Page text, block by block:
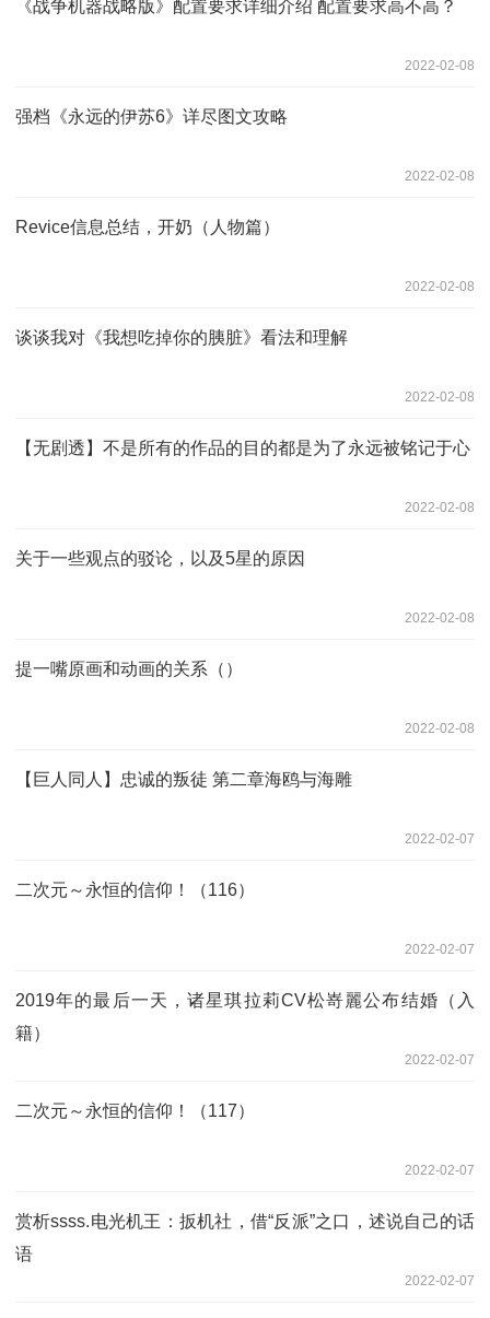
《战争机器战略版》配置要求详细介绍 配置要求高不高？
2022-02-08
强档《永远的伊苏6》详尽图文攻略
2022-02-08
Revice信息总结，开奶（人物篇）
2022-02-08
谈谈我对《我想吃掉你的胰脏》看法和理解
2022-02-08
【无剧透】不是所有的作品的目的都是为了永远被铭记于心
2022-02-08
关于一些观点的驳论，以及5星的原因
2022-02-08
提一嘴原画和动画的关系（）
2022-02-08
【巨人同人】忠诚的叛徒 第二章海鸥与海雕
2022-02-07
二次元～永恒的信仰！（116）
2022-02-07
2019年的最后一天，诸星琪拉莉CV松嵜麗公布结婚（入
籍）
2022-02-07
二次元～永恒的信仰！（117）
2022-02-07
赏析ssss.电光机王：扳机社，借“反派”之口，述说自己的话
语
2022-02-07